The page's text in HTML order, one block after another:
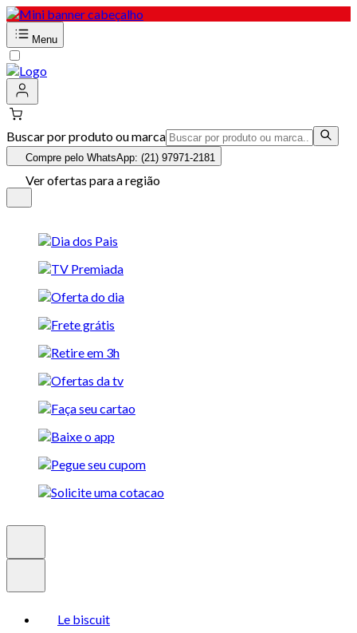
Menu
Buscar por produto ou marca
Compre pelo WhatsApp: (21) 97971-2181
Ver ofertas para a região
Le biscuit